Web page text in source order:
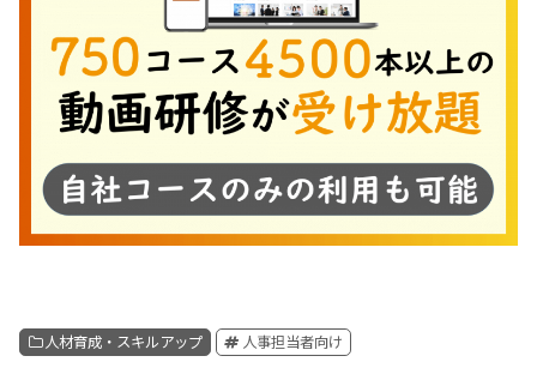
人材育成・スキルアップ 人事担当者向け